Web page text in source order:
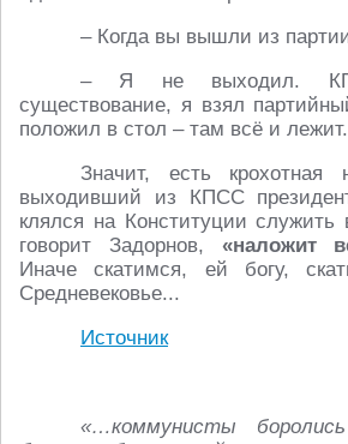
– Когда вы вышли из
– Я не выходил.
существование, я взял
положил в стол – там всё и лежит.
Значит, есть
выходивший из КПСС
клялся на Конституции служить
говорит Задорнов, «наложит
Иначе скатимся, ей богу,
Средневековье...
Источник
«…коммунисты